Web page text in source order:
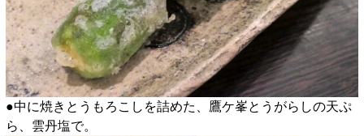
●中に焼きとうもろこしを詰めた、鷹ケ峯とうがらしの天ぷ
ら、雲丹塩で。